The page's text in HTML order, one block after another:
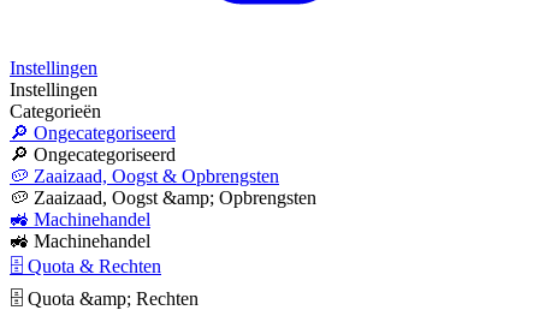
Instellingen
Instellingen
Categorieën
🔎 Ongecategoriseerd
🔎 Ongecategoriseerd
🥔 Zaaizaad, Oogst & Opbrengsten
🥔 Zaaizaad, Oogst &amp; Opbrengsten
🚜 Machinehandel
🚜 Machinehandel
🗄 Quota & Rechten
🗄 Quota &amp; Rechten